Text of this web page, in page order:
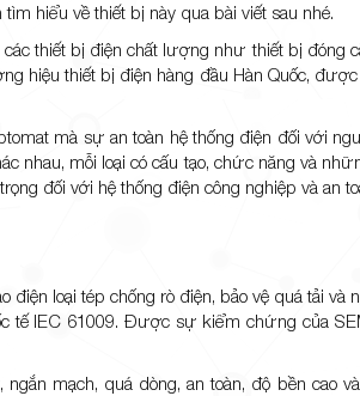
hiểu về thiết bị này qua bài viết sau nhé.
thiết bị điện chất lượng như thiết bị đóng
hiệu thiết bị điện hàng đầu Hàn Quốc,
mà sự an toàn hệ thống điện đối với
nhau, mỗi loại có cấu tạo, chức năng và
đối với hệ thống điện công nghiệp và an
điện loại tép chống rò điện, bảo vệ quá tải
tế IEC 61009. Được sự kiểm chứng của
ngắn mạch, quá dòng, an toàn, độ bền cao